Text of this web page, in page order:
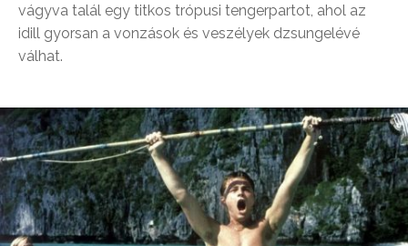
vágyva talál egy titkos trópusi tengerpartot, ahol az
idill gyorsan a vonzások és veszélyek dzsungelévé
válhat.